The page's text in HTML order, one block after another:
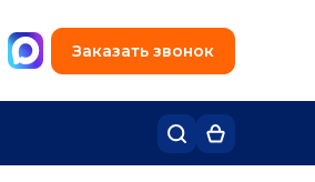
+7 (495) 780-48-49
Заказать звонок